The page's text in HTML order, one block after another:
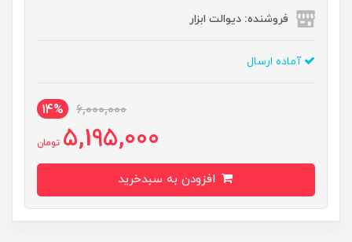
فروشنده: دیوالت ابزار
آماده ارسال
6,000,000
14%
5,195,000 تومان